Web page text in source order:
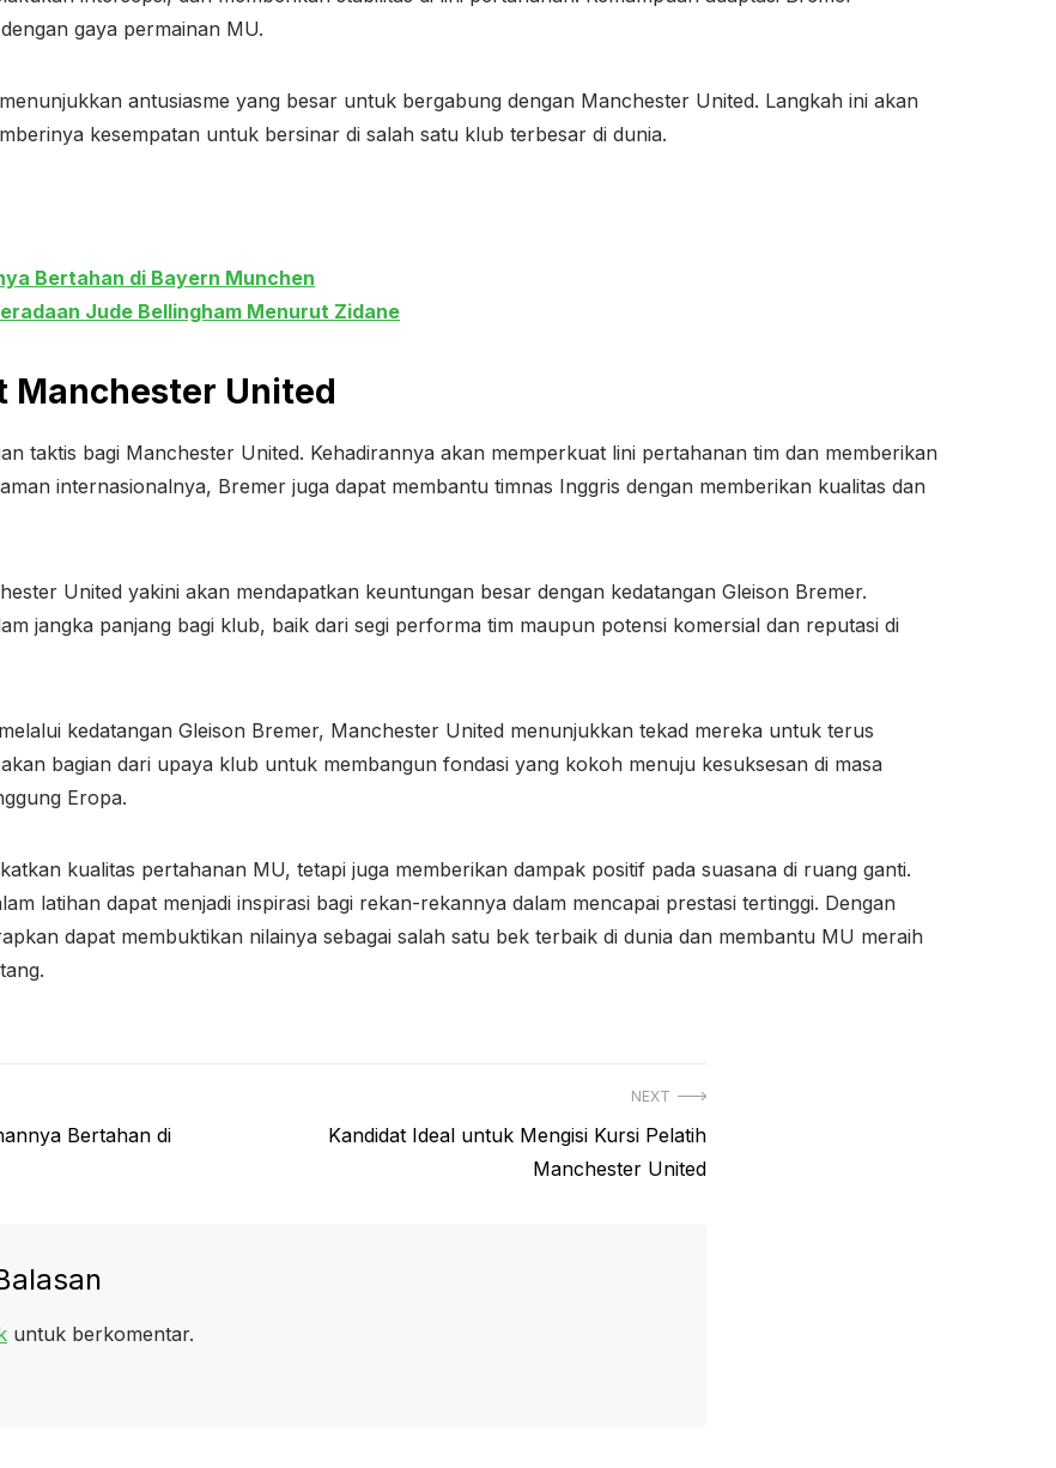
gaya permainan MU.
antusiasme yang besar untuk bergabung dengan Manchester United. Langkah ini akan
kesempatan untuk bersinar di salah satu klub terbesar di dunia.
Bertahan di Bayern Munchen
Jude Bellingham Menurut Zidane
Manchester United
taktis bagi Manchester United. Kehadirannya akan memperkuat lini pertahanan tim dan memberikan
internasionalnya, Bremer juga dapat membantu timnas Inggris dengan memberikan kualitas dan
United yakini akan mendapatkan keuntungan besar dengan kedatangan Gleison Bremer.
jangka panjang bagi klub, baik dari segi performa tim maupun potensi komersial dan reputasi di
kedatangan Gleison Bremer, Manchester United menunjukkan tekad mereka untuk terus
bagian dari upaya klub untuk membangun fondasi yang kokoh menuju kesuksesan di masa
Eropa.
kualitas pertahanan MU, tetapi juga memberikan dampak positif pada suasana di ruang ganti.
latihan dapat menjadi inspirasi bagi rekan-rekannya dalam mencapai prestasi tertinggi. Dengan
dapat membuktikan nilainya sebagai salah satu bek terbaik di dunia dan membantu MU meraih
Bertahan di
NEXT
Kandidat Ideal untuk Mengisi Kursi Pelatih
Manchester United
untuk berkomentar.